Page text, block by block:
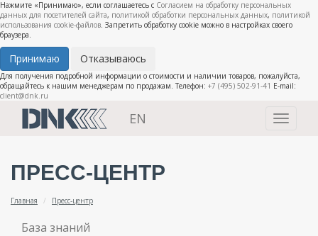
Нажмите «Принимаю», если соглашаетесь с Согласием на обработку персональных
данных для посетителей сайта, политикой обработки персональных данных, политикой
использования cookie-файлов. Запретить обработку cookie можно в настройках своего
браузера.
Принимаю Отказываюсь
Для получения подробной информации о стоимости и наличии товаров, пожалуйста,
обращайтесь к нашим менеджерам по продажам. Телефон: +7 (495) 502-91-41 E-mail:
client@dnk.ru
Toggle
EN
ПРЕСС-ЦЕНТР
Главная Пресс-центр
База знаний